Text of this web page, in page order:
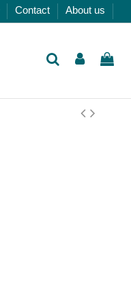
Contact About us